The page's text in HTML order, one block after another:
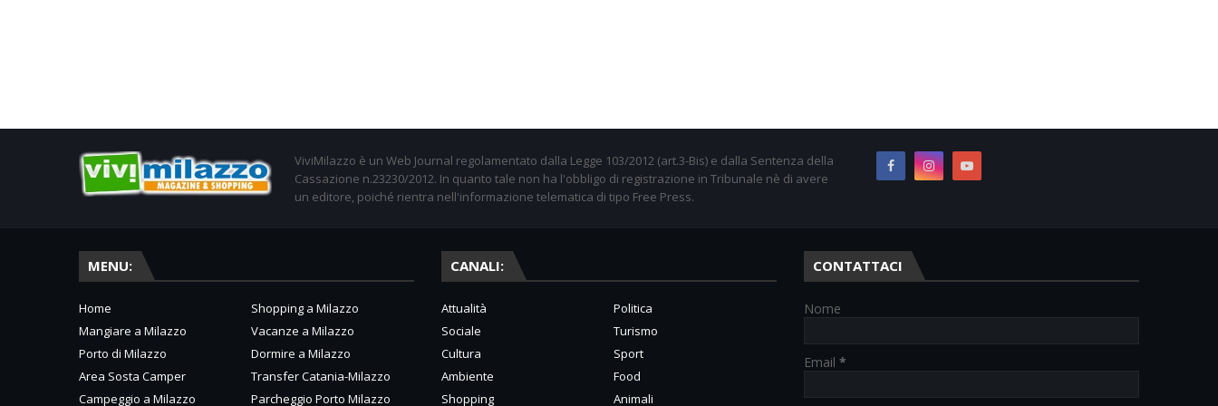
ViviMilazzo è un Web Journal regolamentato dalla Legge 103/2012 (art.3-Bis) e dalla Sentenza della
Cassazione n.23230/2012. In quanto tale non ha l'obbligo di registrazione in Tribunale nè di avere
un editore, poiché rientra nell'informazione telematica di tipo Free Press.
MENU:
Home
Shopping a Milazzo
Mangiare a Milazzo
Vacanze a Milazzo
Porto di Milazzo
Dormire a Milazzo
Area Sosta Camper
Transfer Catania-Milazzo
Campeggio a Milazzo
Parcheggio Porto Milazzo
CANALI:
Attualità
Politica
Sociale
Turismo
Cultura
Sport
Ambiente
Food
Shopping
Animali
CONTATTACI
Nome
Email *